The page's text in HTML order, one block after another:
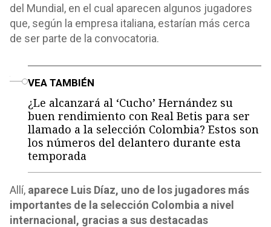
del Mundial, en el cual aparecen algunos jugadores
que, según la empresa italiana, estarían más cerca
de ser parte de la convocatoria.
VEA TAMBIÉN
¿Le alcanzará al ‘Cucho’ Hernández su
buen rendimiento con Real Betis para ser
llamado a la selección Colombia? Estos son
los números del delantero durante esta
temporada
Allí, aparece Luis Díaz, uno de los jugadores más
importantes de la selección Colombia a nivel
internacional, gracias a sus destacadas